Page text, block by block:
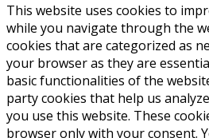
This website uses cookies to
while you navigate through the
cookies that are categorized as
your browser as they are
basic functionalities of the
party cookies that help us
you use this website. These
browser only with your consent.